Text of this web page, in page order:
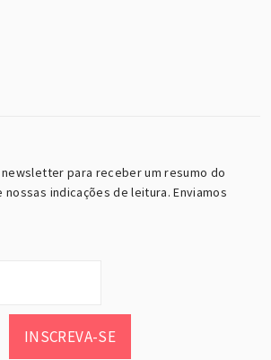
para receber um resumo do
nossas indicações de leitura. Enviamos
INSCREVA-SE